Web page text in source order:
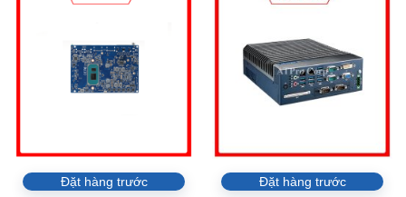
Đặt hàng trước Đặt hàng trước